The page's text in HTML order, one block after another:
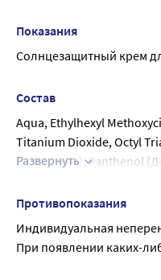
Показания
Солнцезащитный крем
Состав
Aqua, Ethylhexyl
Titanium Dioxide, Octyl
календулы), Panthenol
Methylparaben,
Развернуть
Противопоказания
Индивидуальная
При появлении каких-